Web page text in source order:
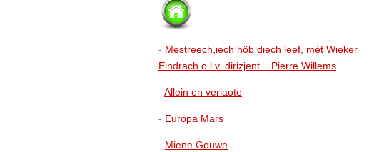
- Mestreech,iech höb diech leef, mét Wieker
Eindrach o.l.v. dirizjent Pierre Willems
- Allein en verlaote
- Europa Mars
- Miene Gouwe